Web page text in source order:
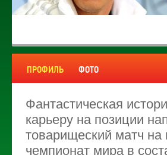
ПРОФИЛЬ ФОТО
Фантастическая
карьеру на позиции
товарищеский матч
чемпионат мира в